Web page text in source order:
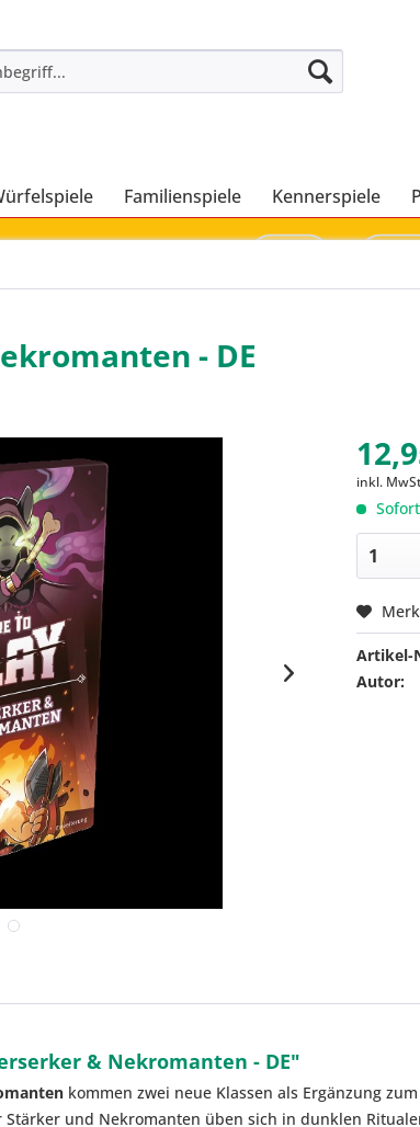
Familienspiele Kennerspiele
- DE
inkl.
Artikel-
Autor:
& Nekromanten - DE"
kommen zwei neue Klassen als Ergänzung
und Nekromanten üben sich in dunklen